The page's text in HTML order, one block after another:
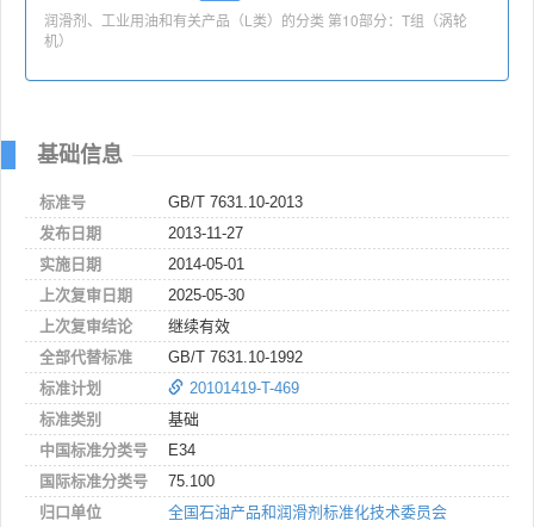
润滑剂、工业用油和有关产品（L类）的分类 第10部分：T组（涡轮
机）
基础信息
标准号
GB/T 7631.10-2013
发布日期
2013-11-27
实施日期
2014-05-01
上次复审日期
2025-05-30
上次复审结论
继续有效
全部代替标准
GB/T 7631.10-1992
标准计划
20101419-T-469
标准类别
基础
中国标准分类号
E34
国际标准分类号
75.100
归口单位
全国石油产品和润滑剂标准化技术委员会